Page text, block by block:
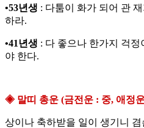
•53년생 : 다툼이 화가 되어 관
하라.
•41년생 : 다 좋으나 한가지 걱
야 한다.
◈ 말띠 총운 (금전운 : 중, 애정
상이나 축하받을 일이 생기니